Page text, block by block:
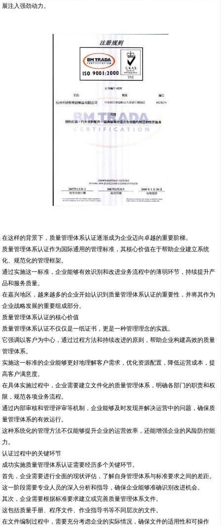
展注入强劲动力。
在这样的背景下，质量管理体系认证逐渐成为企业迈向卓越的重要阶梯。
质量管理体系认证作为国际通用的管理标准，其核心价值在于帮助企业建立系统
化、规范化的管理框架。
通过实施这一标准，企业能够有效识别和改进业务流程中的薄弱环节，持续提升产
品和服务质量。
在嘉兴地区，越来越多的企业开始认识到质量管理体系认证的重要性，并将其作为
企业战略发展的重要组成部分。
质量管理体系认证的核心价值
质量管理体系认证不仅仅是一纸证书，更是一种管理理念的实践。
它强调以客户为中心，通过过程方法和持续改进的原则，帮助企业构建高效的质量
管理体系。
实施这一标准的企业能够更好地理解客户需求，优化资源配置，降低运营成本，提
高客户满意度。
在具体实施过程中，企业需要建立文件化的质量管理体系，明确各部门的职责和权
限，规范各项业务流程。
通过内部审核和管理评审等机制，企业能够及时发现并解决运营中的问题，确保质
量管理体系的有效运行。
这种系统化的管理方法不仅能够提升企业的运营效率，还能增强企业的风险防控能
力。
认证过程中的关键环节
成功实施质量管理体系认证需要经历多个关键环节。
首先，企业需要进行全面的现状评估，了解自身管理体系与标准要求之间的差距。
这一阶段需要专业人员的深入分析和指导，确保企业能够准确识别改进机会。
其次，企业需要根据标准要求建立或完善质量管理体系文件。
这包括质量手册、程序文件、作业指导书等不同层次的文件。
在文件编制过程中，需要充分考虑企业的实际情况，确保文件的适用性和可操作